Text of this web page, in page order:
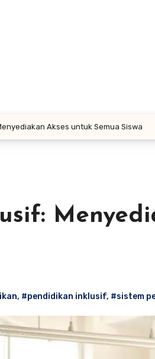
Akses untuk Semua Siswa
, #pendidikan inklusif, #sistem